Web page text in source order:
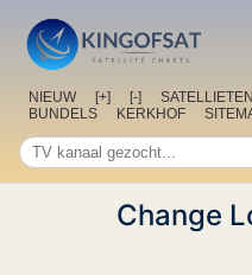
NIEUW [+] [-] SATELLIETEN
BUNDELS
KERKHOF
Change